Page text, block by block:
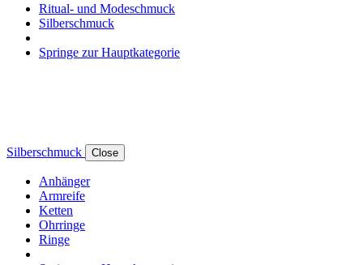
Ritual- und Modeschmuck
Silberschmuck
Springe zur Hauptkategorie
Silberschmuck Close
Anhänger
Armreife
Ketten
Ohrringe
Ringe